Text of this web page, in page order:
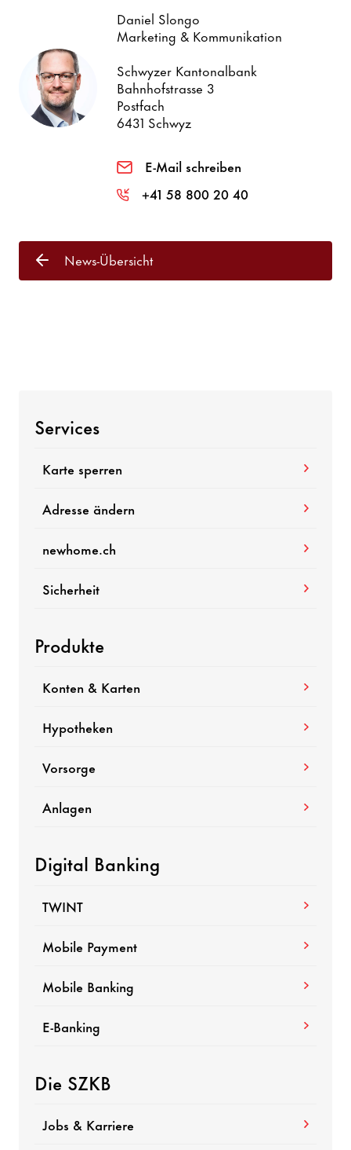
Daniel Slongo
Marketing & Kommunikation
Schwyzer Kantonalbank
Bahnhofstrasse 3
Postfach
6431 Schwyz
E-Mail schreiben
+41 58 800 20 40
News-Übersicht
Services
Karte sperren
Adresse ändern
newhome.ch
Sicherheit
Produkte
Konten & Karten
Hypotheken
Vorsorge
Anlagen
Digital Banking
TWINT
Mobile Payment
Mobile Banking
E-Banking
Die SZKB
Jobs & Karriere